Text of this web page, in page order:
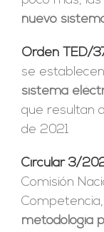
nuevo
Orden TED/
se
sistema
que resultan
de 2021
Circular 3/
Comisión
metodología